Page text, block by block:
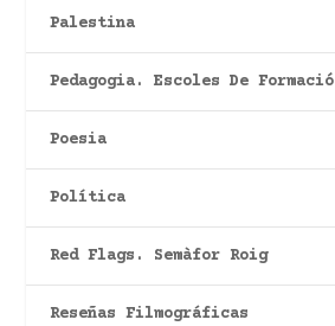
Palestina
Pedagogia. Escoles De Formació
Poesia
Política
Red Flags. Semàfor Roig
Reseñas Filmográficas